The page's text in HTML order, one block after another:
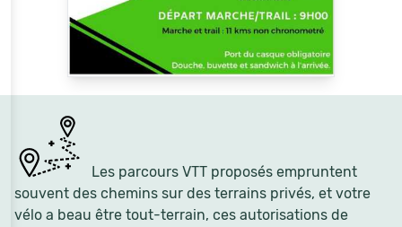
Les parcours VTT proposés empruntent
souvent des chemins sur des terrains privés, et votre
vélo a beau être tout-terrain, ces autorisations de